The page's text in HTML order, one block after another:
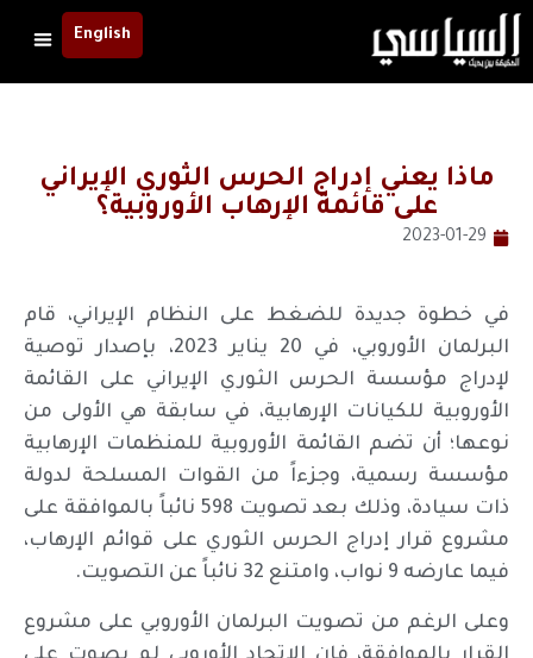
English
ماذا يعني إدراج الحرس الثوري الإيراني
على قائمة الإرهاب الأوروبية؟
2023-01-29
في خطوة جديدة للضغط على النظام الإيراني، قام
البرلمان الأوروبي، في 20 يناير 2023، بإصدار توصية
لإدراج مؤسسة الحرس الثوري الإيراني على القائمة
الأوروبية للكيانات الإرهابية، في سابقة هي الأولى من
نوعها؛ أن تضم القائمة الأوروبية للمنظمات الإرهابية
مؤسسة رسمية، وجزءاً من القوات المسلحة لدولة
ذات سيادة، وذلك بعد تصويت 598 نائباً بالموافقة على
مشروع قرار إدراج الحرس الثوري على قوائم الإرهاب،
فيما عارضه 9 نواب، وامتنع 32 نائباً عن التصويت.
وعلى الرغم من تصويت البرلمان الأوروبي على مشروع